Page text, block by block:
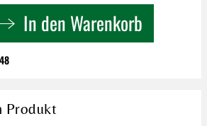
den gewünschten Wert ein oder
In den Warenkorb
| Tradition
Produkt